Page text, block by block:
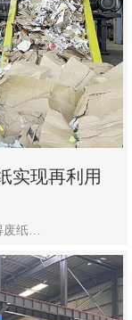
实现再利用
纸…